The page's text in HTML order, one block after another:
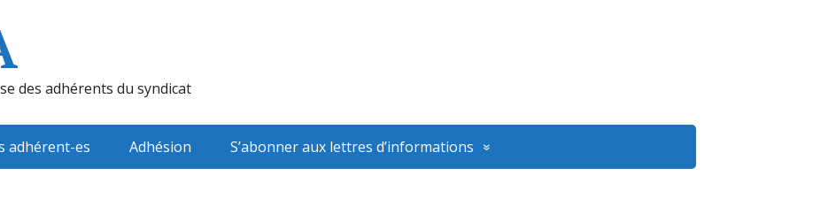
des adhérents du syndicat
adhérent-es Adhésion S’abonner aux lettres d’informations